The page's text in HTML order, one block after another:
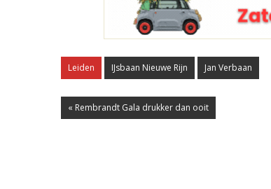
Leiden IJsbaan Nieuwe Rijn Jan Verbaan
« Rembrandt Gala drukker dan ooit